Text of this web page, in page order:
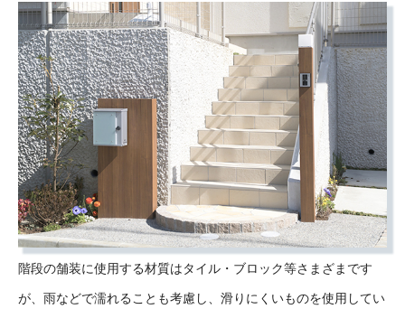
階段の舗装に使用する材質はタイル・ブロック等さまざまです
が、雨などで濡れることも考慮し、滑りにくいものを使用してい